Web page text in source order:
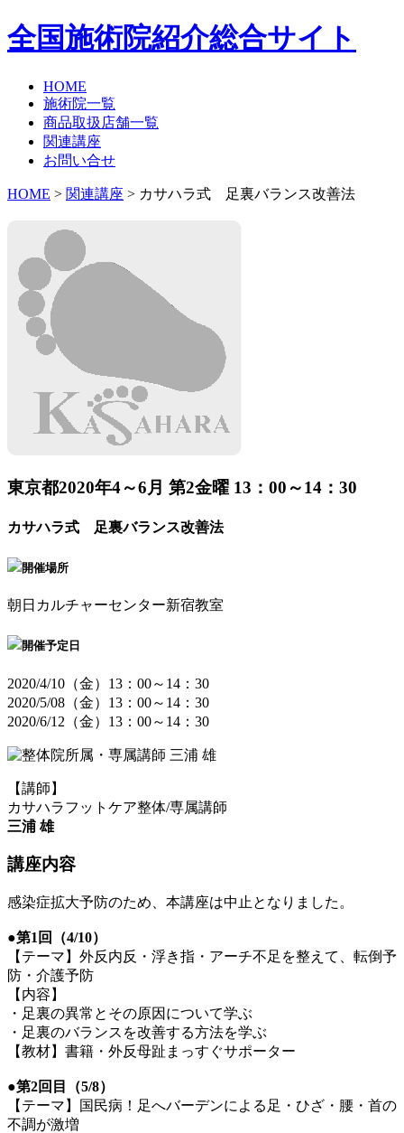
全国施術院紹介総合サイト
HOME
施術院一覧
商品取扱店舗一覧
関連講座
お問い合せ
HOME > 関連講座 > カサハラ式 足裏バランス改善法
東京都2020年4～6月 第2金曜 13：00～14：30
カサハラ式 足裏バランス改善法
開催場所
朝日カルチャーセンター新宿教室
開催予定日
2020/4/10（金）13：00～14：30
2020/5/08（金）13：00～14：30
2020/6/12（金）13：00～14：30
【講師】
カサハラフットケア整体/専属講師
三浦 雄
講座内容
感染症拡大予防のため、本講座は中止となりました。
●第1回（4/10）
【テーマ】外反内反・浮き指・アーチ不足を整えて、転倒予
防・介護予防
【内容】
・足裏の異常とその原因について学ぶ
・足裏のバランスを改善する方法を学ぶ
【教材】書籍・外反母趾まっすぐサポーター
●第2回目（5/8）
【テーマ】国民病！足へバーデンによる足・ひざ・腰・首の
不調が激増